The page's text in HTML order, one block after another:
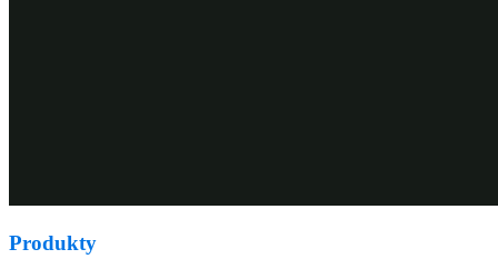
Produkty